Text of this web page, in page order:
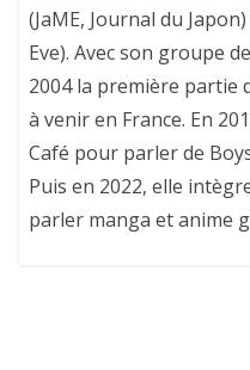
(JaME, Journal du
Eve). Avec son groupe
2004 la première partie
à venir en France. En
Café pour parler de
Puis en 2022, elle
parler manga et anime